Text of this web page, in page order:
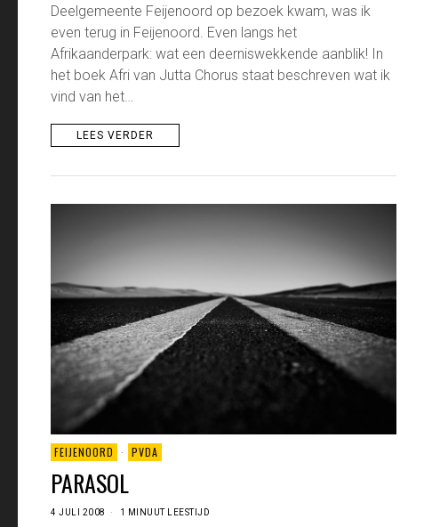
Deelgemeente Feijenoord op bezoek kwam, was ik
even terug in Feijenoord. Even langs het
Afrikaanderpark: wat een deerniswekkende aanblik! In
het boek Afri van Jutta Chorus staat beschreven wat ik
vind van het…
LEES VERDER
FEIJENOORD · PVDA
PARASOL
4 JULI 2008 1 MINUUT LEESTIJD